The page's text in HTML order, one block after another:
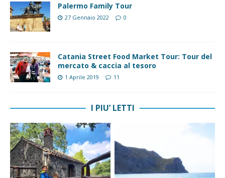
Palermo Family Tour
27 Gennaio 2022 0
Catania Street Food Market Tour: Tour del
mercato & caccia al tesoro
1 Aprile 2019 11
I PIU’ LETTI